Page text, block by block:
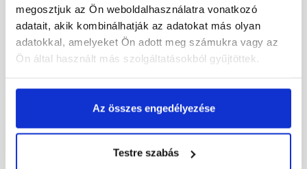
megosztjuk az Ön weboldalhasználatra vonatkozó
adatait, akik kombinálhatják az adatokat más olyan
adatokkal, amelyeket Ön adott meg számukra vagy az
Ön által használt más szolgáltatásokból gyűjtöttek.
Az összes engedélyezése
Testre szabás
Masterplast
Thermomaster szilikon
Masterplast
Thermomaster akril
vékonyvakolat,